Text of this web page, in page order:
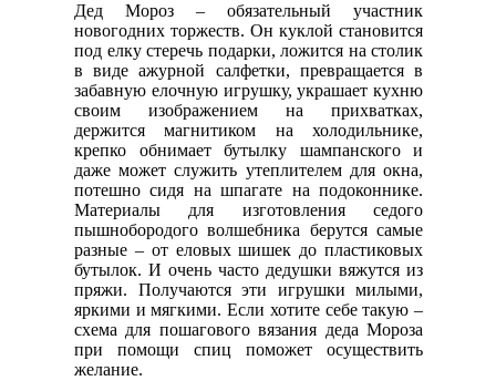
Дед Мороз – обязательный участник
новогодних торжеств. Он куклой становится
под елку стеречь подарки, ложится на столик
в виде ажурной салфетки, превращается в
забавную елочную игрушку, украшает кухню
своим изображением на прихватках,
держится магнитиком на холодильнике,
крепко обнимает бутылку шампанского и
даже может служить утеплителем для окна,
потешно сидя на шпагате на подоконнике.
Материалы для изготовления седого
пышнобородого волшебника берутся самые
разные – от еловых шишек до пластиковых
бутылок. И очень часто дедушки вяжутся из
пряжи. Получаются эти игрушки милыми,
яркими и мягкими. Если хотите себе такую –
схема для пошагового вязания деда Мороза
при помощи спиц поможет осуществить
желание.